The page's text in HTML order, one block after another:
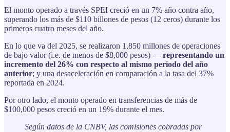
El monto operado a través SPEI creció en un 7% año contra año,
superando los más de $110 billones de pesos (12 ceros) durante los
primeros cuatro meses del año.
En lo que va del 2025, se realizaron 1,850 millones de operaciones
de bajo valor (i.e. de menos de $8,000 pesos) — representando un
incremento del 26% con respecto al mismo periodo del año
anterior; y una desaceleración en comparación a la tasa del 37%
reportada en 2024.
Por otro lado, el monto operado en transferencias de más de
$100,000 pesos creció en un 19% durante el mes.
Según datos de la CNBV, las comisiones cobradas por